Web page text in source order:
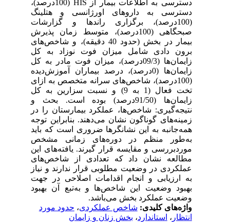
دسترسی به اطلاعات بیمار از HIS (100درصد)،
دسترسی به داروهای اورژانسی و هتلینگ
(100درصد)، برگزاری راندها و گزارشات
صبحگاهی (100درصد)، متوسط زمان پذیرش
بیمار در بخش (حدود 40 دقیقه)، و شاخص‌های
برون دادی شامل میزان فوت نوزاد به کل
زایمان‌ها (09/3درصد)، میزان فوت مادر به کل
زایمان‌ها (0درصد)، درصد بیماران آموزش‌دیده
(100درصد)، شاخص‌های سرانه متخصص به ازای
تخت فعال (1 به 9) و نسبت سزارین به کل
زایمان‌ها (91/50درصد) بوده است. بحث و
نتیجه‌گیری: شاخص‌ها، عملکرد بیمارستان را در
زمینه‌های گوناگون نشان می‌دهند. بنابراین توجه
همه‌جانبه به این نشانگرها ضروری است که باید
به‌طور منظم در دوره‌های زمانی مشخص
موردبررسی و مقایسه قرار گیرند. یافته‌های این
مطالعه نشان داد که تعدادی از شاخص‌های
عملکردی در وضعیت مطلوبی قرار ندارند و نیاز
به ارزیابی و انجام اقدامات اصلاحی در جهت
بهبود وضعیت این شاخص‌ها و به‌تبع آن بهبود
وضعیت عملکرد بخش می‌باشد.
واژه‌های کلیدی:شاخص عملکردی،حدود مورد
انتظار، استاندارد ،بخش زنان و زایمان